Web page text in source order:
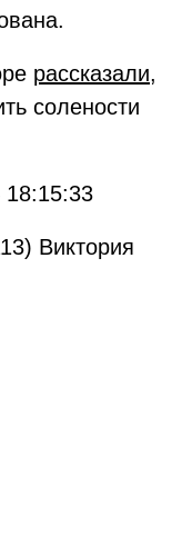
рассказали,
солености
Виктория